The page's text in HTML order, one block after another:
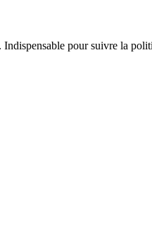
pour suivre la